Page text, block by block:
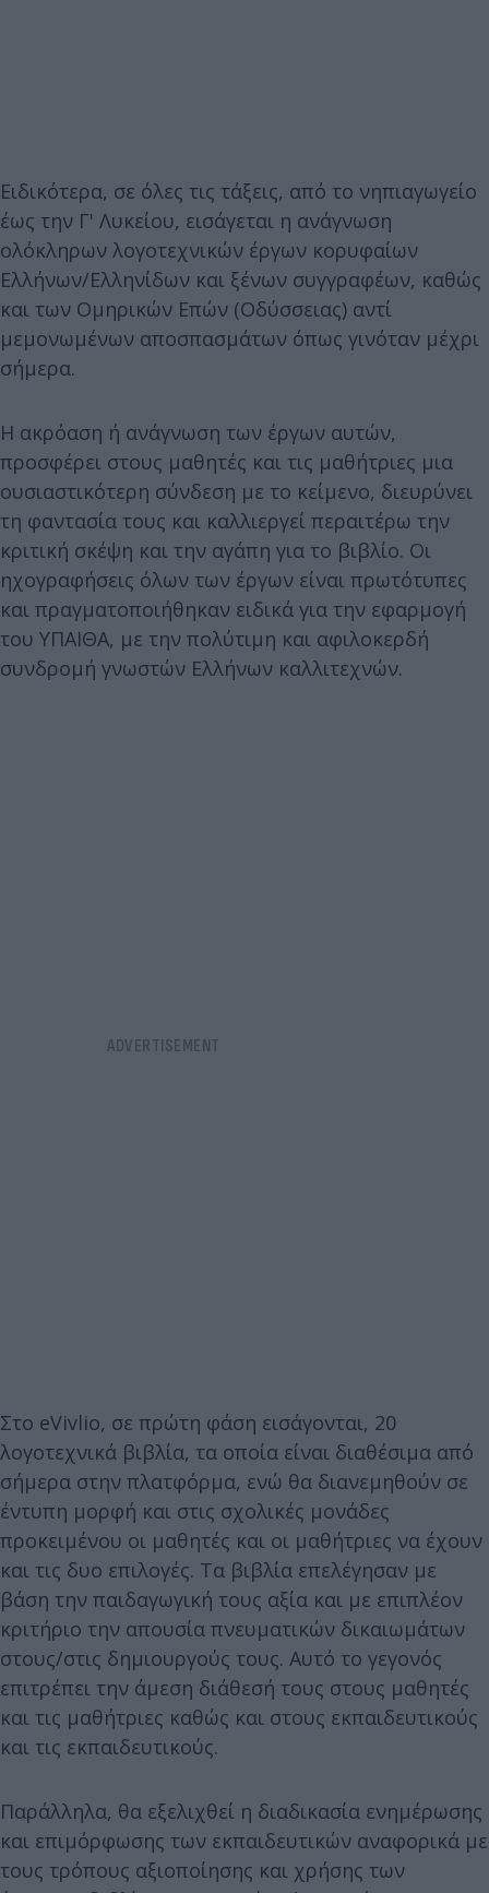
Ειδικότερα, σε όλες τις τάξεις, από το νηπιαγωγείο
έως την Γ' Λυκείου, εισάγεται η ανάγνωση
ολόκληρων λογοτεχνικών έργων κορυφαίων
Ελλήνων/Ελληνίδων και ξένων συγγραφέων, καθώς
και των Ομηρικών Επών (Οδύσσειας) αντί
μεμονωμένων αποσπασμάτων όπως γινόταν μέχρι
σήμερα.
Η ακρόαση ή ανάγνωση των έργων αυτών,
προσφέρει στους μαθητές και τις μαθήτριες μια
ουσιαστικότερη σύνδεση με το κείμενο, διευρύνει
τη φαντασία τους και καλλιεργεί περαιτέρω την
κριτική σκέψη και την αγάπη για το βιβλίο. Οι
ηχογραφήσεις όλων των έργων είναι πρωτότυπες
και πραγματοποιήθηκαν ειδικά για την εφαρμογή
του ΥΠΑΙΘΑ, με την πολύτιμη και αφιλοκερδή
συνδρομή γνωστών Ελλήνων καλλιτεχνών.
Στο eVivlio, σε πρώτη φάση εισάγονται, 20
λογοτεχνικά βιβλία, τα οποία είναι διαθέσιμα από
σήμερα στην πλατφόρμα, ενώ θα διανεμηθούν σε
έντυπη μορφή και στις σχολικές μονάδες
προκειμένου οι μαθητές και οι μαθήτριες να έχουν
και τις δυο επιλογές. Τα βιβλία επελέγησαν με
βάση την παιδαγωγική τους αξία και με επιπλέον
κριτήριο την απουσία πνευματικών δικαιωμάτων
στους/στις δημιουργούς τους. Αυτό το γεγονός
επιτρέπει την άμεση διάθεσή τους στους μαθητές
και τις μαθήτριες καθώς και στους εκπαιδευτικούς
και τις εκπαιδευτικούς.
Παράλληλα, θα εξελιχθεί η διαδικασία ενημέρωσης
και επιμόρφωσης των εκπαιδευτικών αναφορικά με
τους τρόπους αξιοποίησης και χρήσης των